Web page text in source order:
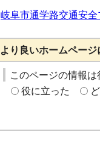
岐阜市通学路交通安全
より良いホームペー
このページの情報は
役に立った